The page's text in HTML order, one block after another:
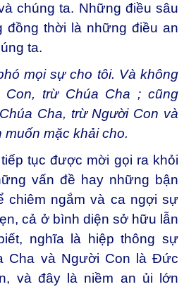
chúng ta. Những điều sâu
đồng thời là những điều an
ta.
mọi sự cho tôi. Và không
trừ Chúa Cha ; cũng
Cha, trừ Người Con và
mặc khải cho.
tục được mời gọi ra khỏi
vấn đề hay những bận
chiêm ngắm và ca ngợi sự
cả ở bình diện sở hữu lẫn
nghĩa là hiệp thông sự
Cha và Người Con là Đức
và đây là niềm an ủi lớn